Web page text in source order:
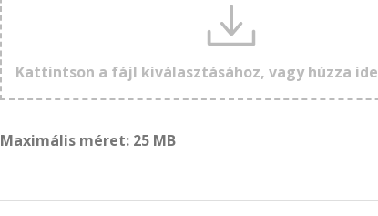
Kattintson a fájl kiválasztásához, vagy húzza ide
Maximális méret: 25 MB